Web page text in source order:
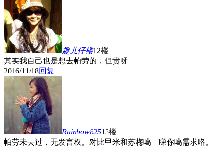
趣儿仔楼12楼
其实我自己也是想去帕劳的，但贵呀
2016/11/18回复
Rainbow82513楼
帕劳未去过，无发言权。对比甲米和苏梅噶，睇你噶需求咯。